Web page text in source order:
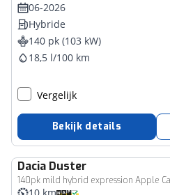
06-2026
Hybride
140 pk (103 kW)
18,5 l/100 km
Vergelijk
Bekijk details
Dacia Duster
140pk mild hybrid expression Apple